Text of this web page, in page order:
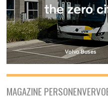
MAGAZINE